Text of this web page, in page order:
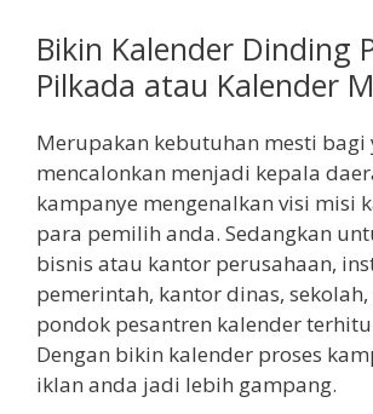
Bikin Kalender Dinding
Pilkada atau Kalender
Merupakan kebutuhan mesti bagi
mencalonkan menjadi kepala
kampanye mengenalkan visi misi
para pemilih anda. Sedangkan
bisnis atau kantor perusahaan,
pemerintah, kantor dinas, sekolah,
pondok pesantren kalender
Dengan bikin kalender proses
iklan anda jadi lebih gampang.